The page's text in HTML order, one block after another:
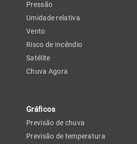
Pressão
Umidade relativa
Vento
Risco de Incêndio
Satélite
Chuva Agora
Gráficos
Previsão de chuva
Previsão de temperatura